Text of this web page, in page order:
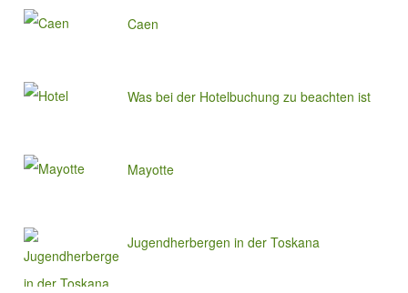
Caen
Was bei der Hotelbuchung zu beachten ist
Mayotte
Jugendherbergen in der Toskana